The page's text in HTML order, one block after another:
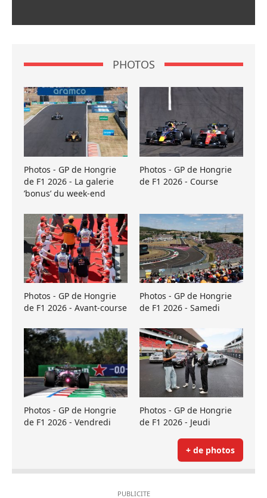
PHOTOS
Photos - GP de Hongrie
de F1 2026 - La galerie
’bonus’ du week-end
Photos - GP de Hongrie
de F1 2026 - Course
Photos - GP de Hongrie
de F1 2026 - Avant-course
Photos - GP de Hongrie
de F1 2026 - Samedi
Photos - GP de Hongrie
de F1 2026 - Vendredi
Photos - GP de Hongrie
de F1 2026 - Jeudi
+ de photos